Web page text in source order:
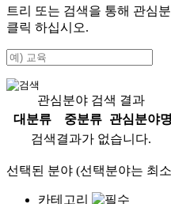
트리 또는 검색을 통해 관심
클릭 하십시오.
관심분야 검색 결과
대분류
중분류
관심분야명
검색결과가 없습니다.
선택된 분야 (선택분야는 최
카테고리